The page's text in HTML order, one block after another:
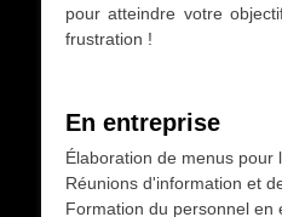
pour atteindre votre
frustration !
En entreprise
Élaboration de menus pour
Réunions d'information et
Formation du personnel en